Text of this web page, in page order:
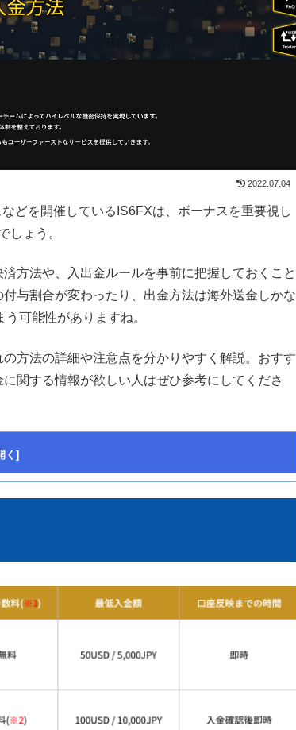
2022.07.04
どを開催しているIS6FXは、ボーナスを重要視し
しょう。
方法や、入出金ルールを事前に把握しておくこと
与割合が変わったり、出金方法は海外送金しかな
可能性がありますね。
方法の詳細や注意点を分かりやすく解説。おすす
関する情報が欲しい人はぜひ参考にしてくださ